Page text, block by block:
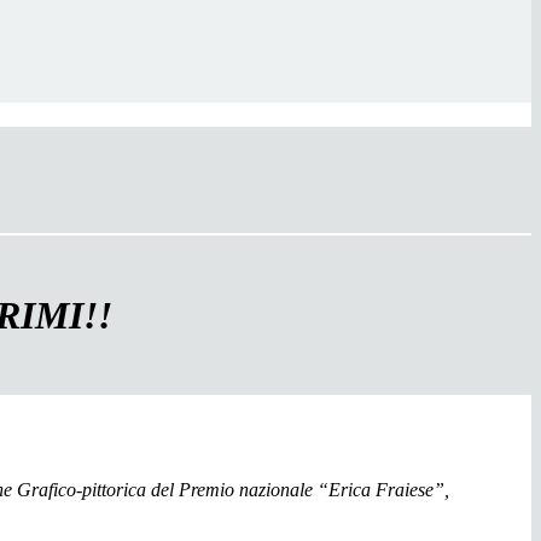
Grafico-pittorica del Premio nazionale “Erica Fraiese”,